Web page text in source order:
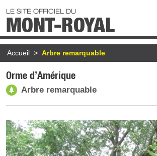
LE SITE OFFICIEL DU
MONT-ROYAL
Fil d'Ariane
Accueil Arbre remarquable
Orme d’Amérique
Arbre remarquable